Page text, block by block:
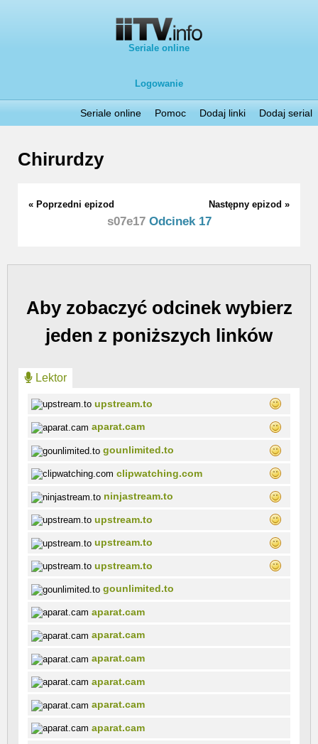
Seriale online
Logowanie
Seriale online Pomoc Dodaj linki Dodaj serial
Chirurdzy
« Poprzedni epizod Następny epizod »
s07e17Odcinek 17
Aby zobaczyć odcinek wybierz
jeden z poniższych linków
Lektor
upstream.to
aparat.cam
gounlimited.to
clipwatching.com
ninjastream.to
upstream.to
upstream.to
upstream.to
gounlimited.to
aparat.cam
aparat.cam
aparat.cam
aparat.cam
aparat.cam
aparat.cam